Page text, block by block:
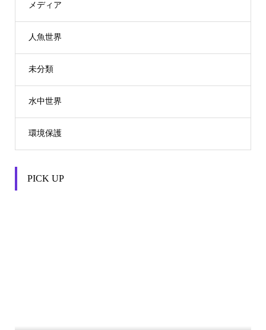
メディア
人魚世界
未分類
水中世界
環境保護
PICK UP